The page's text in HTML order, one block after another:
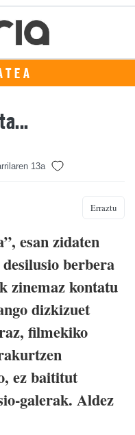
13a
Erraztu
esan zidaten
berbera
zinemaz kontatu
dizkizuet
filmekiko
ez baititut
galerak. Aldez